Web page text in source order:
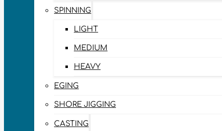
SPINNING
LIGHT
MEDIUM
HEAVY
EGING
SHORE JIGGING
CASTING